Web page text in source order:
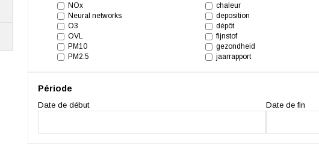
NOx
Neural networks
O3
OVL
PM10
PM2.5
chaleur
deposition
dépôt
fijnstof
gezondheid
jaarrapport
Période
Date de début Date de fin